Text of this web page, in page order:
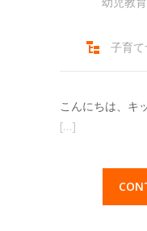
子育て
こんにちは、キ
[…]